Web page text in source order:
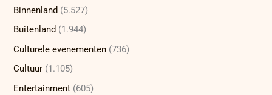
Binnenland (5.527)
Buitenland (1.944)
Culturele evenementen (736)
Cultuur (1.105)
Entertainment (605)